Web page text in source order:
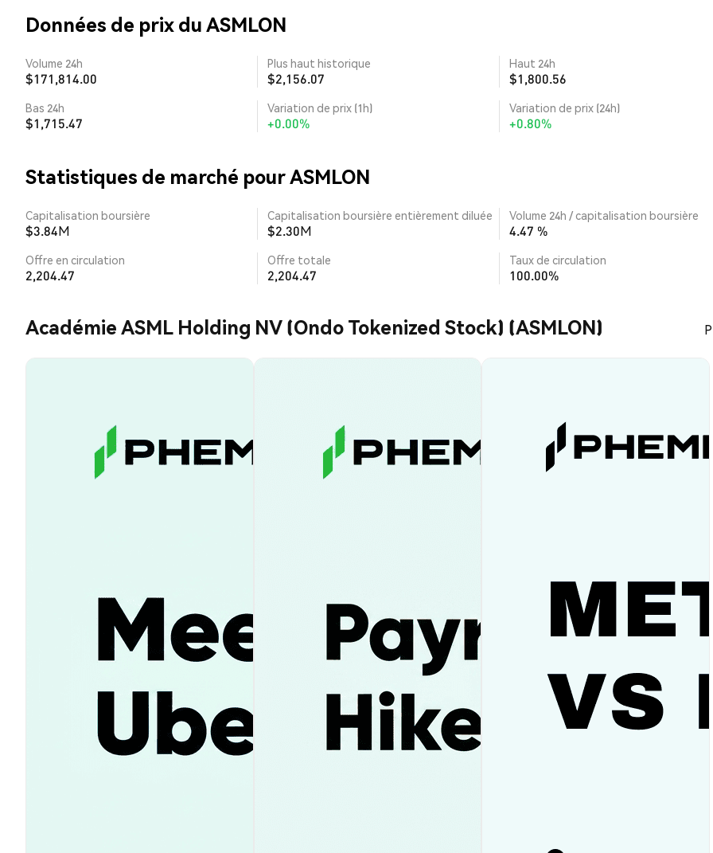
Données de prix du ASMLON
Volume 24h
$171,814.00
Plus haut historique
$2,156.07
Haut 24h
$1,800.56
Bas 24h
$1,715.47
Variation de prix (1h)
+0.00%
Variation de prix (24h)
+0.80%
Statistiques de marché pour ASMLON
Capitalisation boursière
$3.84M
Capitalisation boursière entièrement diluée
$2.30M
Volume 24h / capitalisation boursière
4.47 %
Offre en circulation
2,204.47
Offre totale
2,204.47
Taux de circulation
100.00%
Académie ASML Holding NV (Ondo Tokenized Stock) (ASMLON)